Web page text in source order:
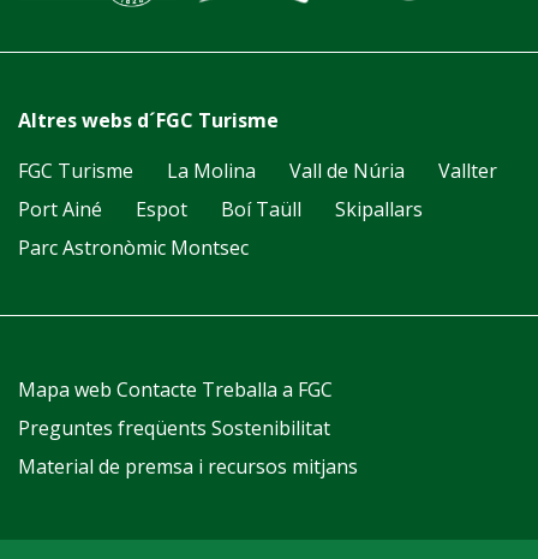
Altres webs d´FGC Turisme
FGC Turisme
La Molina Vall de Núria
Vallter
Port Ainé
Espot Boí Taüll
Skipallars
Parc Astronòmic Montsec
Mapa web Contacte Treballa a FGC
Preguntes freqüents Sostenibilitat
Material de premsa i recursos mitjans